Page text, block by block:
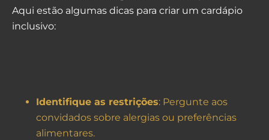
Aqui estão algumas dicas para criar um cardápio
inclusivo:
Identifique as restrições: Pergunte aos
convidados sobre alergias ou preferências
alimentares.